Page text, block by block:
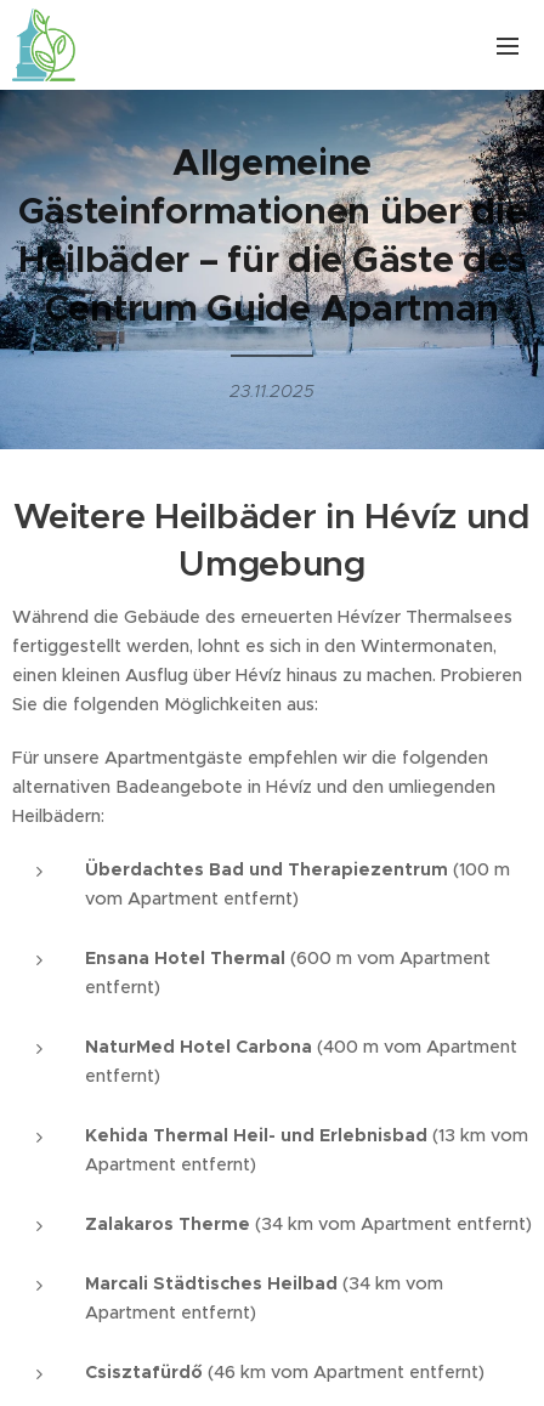
Allgemeine
Gästeinformationen über die
Heilbäder – für die Gäste des
Centrum Guide Apartman
23.11.2025
Weitere Heilbäder in Hévíz und
Umgebung
Während die Gebäude des erneuerten Hévízer Thermalsees
fertiggestellt werden, lohnt es sich in den Wintermonaten,
einen kleinen Ausflug über Hévíz hinaus zu machen. Probieren
Sie die folgenden Möglichkeiten aus:
Für unsere Apartmentgäste empfehlen wir die folgenden
alternativen Badeangebote in Hévíz und den umliegenden
Heilbädern:
Überdachtes Bad und Therapiezentrum (100 m
vom Apartment entfernt)
Ensana Hotel Thermal (600 m vom Apartment
entfernt)
NaturMed Hotel Carbona (400 m vom Apartment
entfernt)
Kehida Thermal Heil- und Erlebnisbad (13 km vom
Apartment entfernt)
Zalakaros Therme (34 km vom Apartment entfernt)
Marcali Städtisches Heilbad (34 km vom
Apartment entfernt)
Csisztafürdő (46 km vom Apartment entfernt)